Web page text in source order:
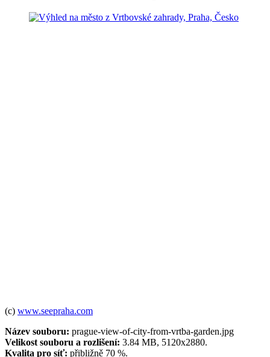
(c) www.seepraha.com
Název souboru: prague-view-of-city-from-vrtba-garden.jpg
Velikost souboru a rozlišení: 3.84 MB, 5120x2880.
Kvalita pro síť: přibližně 70 %.